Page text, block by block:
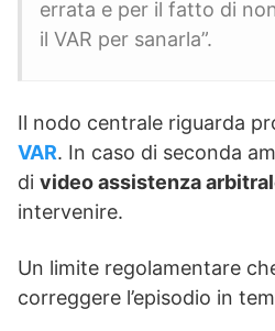
errata e per il fatto di
il VAR per sanarla”.
Il nodo centrale riguarda
VAR. In caso di seconda
di video assistenza
intervenire.
Un limite regolamentare
correggere l’episodio in